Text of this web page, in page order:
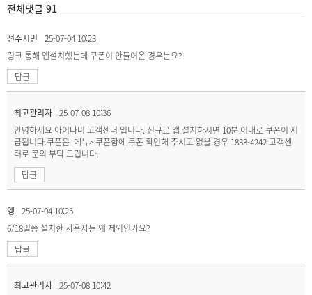
전체댓글 91
전주시민
25-07-04 10:23
링크 통해 앱설치했는데 쿠폰이 안들어온 경우는요?
답글
최고관리자 25-07-08 10:36
안녕하세요 아이나비 고객센터 입니다. 신규로 앱 설치하시면 10분 이내로 쿠폰이 지
급됩니다.쿠폰은 메뉴> 쿠폰함에 쿠폰 확인해 주시고 없을 경우 1833-4242 고객센
터로 문의 부탁 드립니다.
답글
엥
25-07-04 10:25
6/18일쯤 설치한 사용자는 왜 제외인가요?
답글
최고관리자 25-07-08 10:42